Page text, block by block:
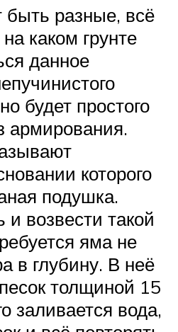
быть разные, всё
каком грунте
данное
будет простого
армирования.
которого
подушка.
возвести такой
яма не
в глубину. В неё
толщиной 15
заливается вода,